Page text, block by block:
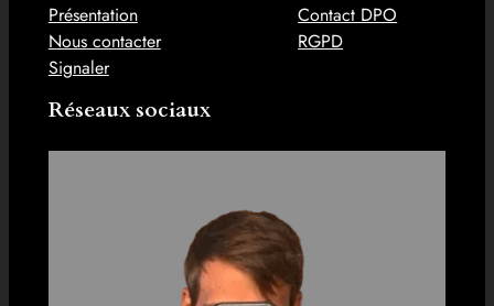
Présentation
Nous contacter
Signaler
Contact DPO
RGPD
Réseaux sociaux